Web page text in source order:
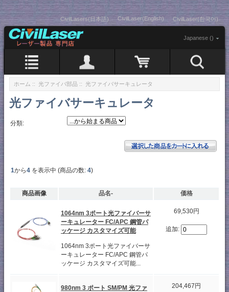
CivilLasers(日本語) CivilLaser(English) CivilLaser(한국어)
Japanese ()
ホーム :: 光ファイバ部品 :: 光ファイバサーキュレータ
光ファイバサーキュレータ
分類:
1から4 を表示中 (商品の数: 4)
商品画像 品名- 価格
1064nm 3ポート光ファイバーサ
ーキュレーター FC/APC 鋼管パ
ッケージ カスタマイズ可能
1064nm 3ポート光ファイバーサ
ーキュレーター FC/APC 鋼管パ
ッケージ カスタマイズ可能...
69,530円
追加:
980nm 3 ポート SM/PM 光ファ
204,467円